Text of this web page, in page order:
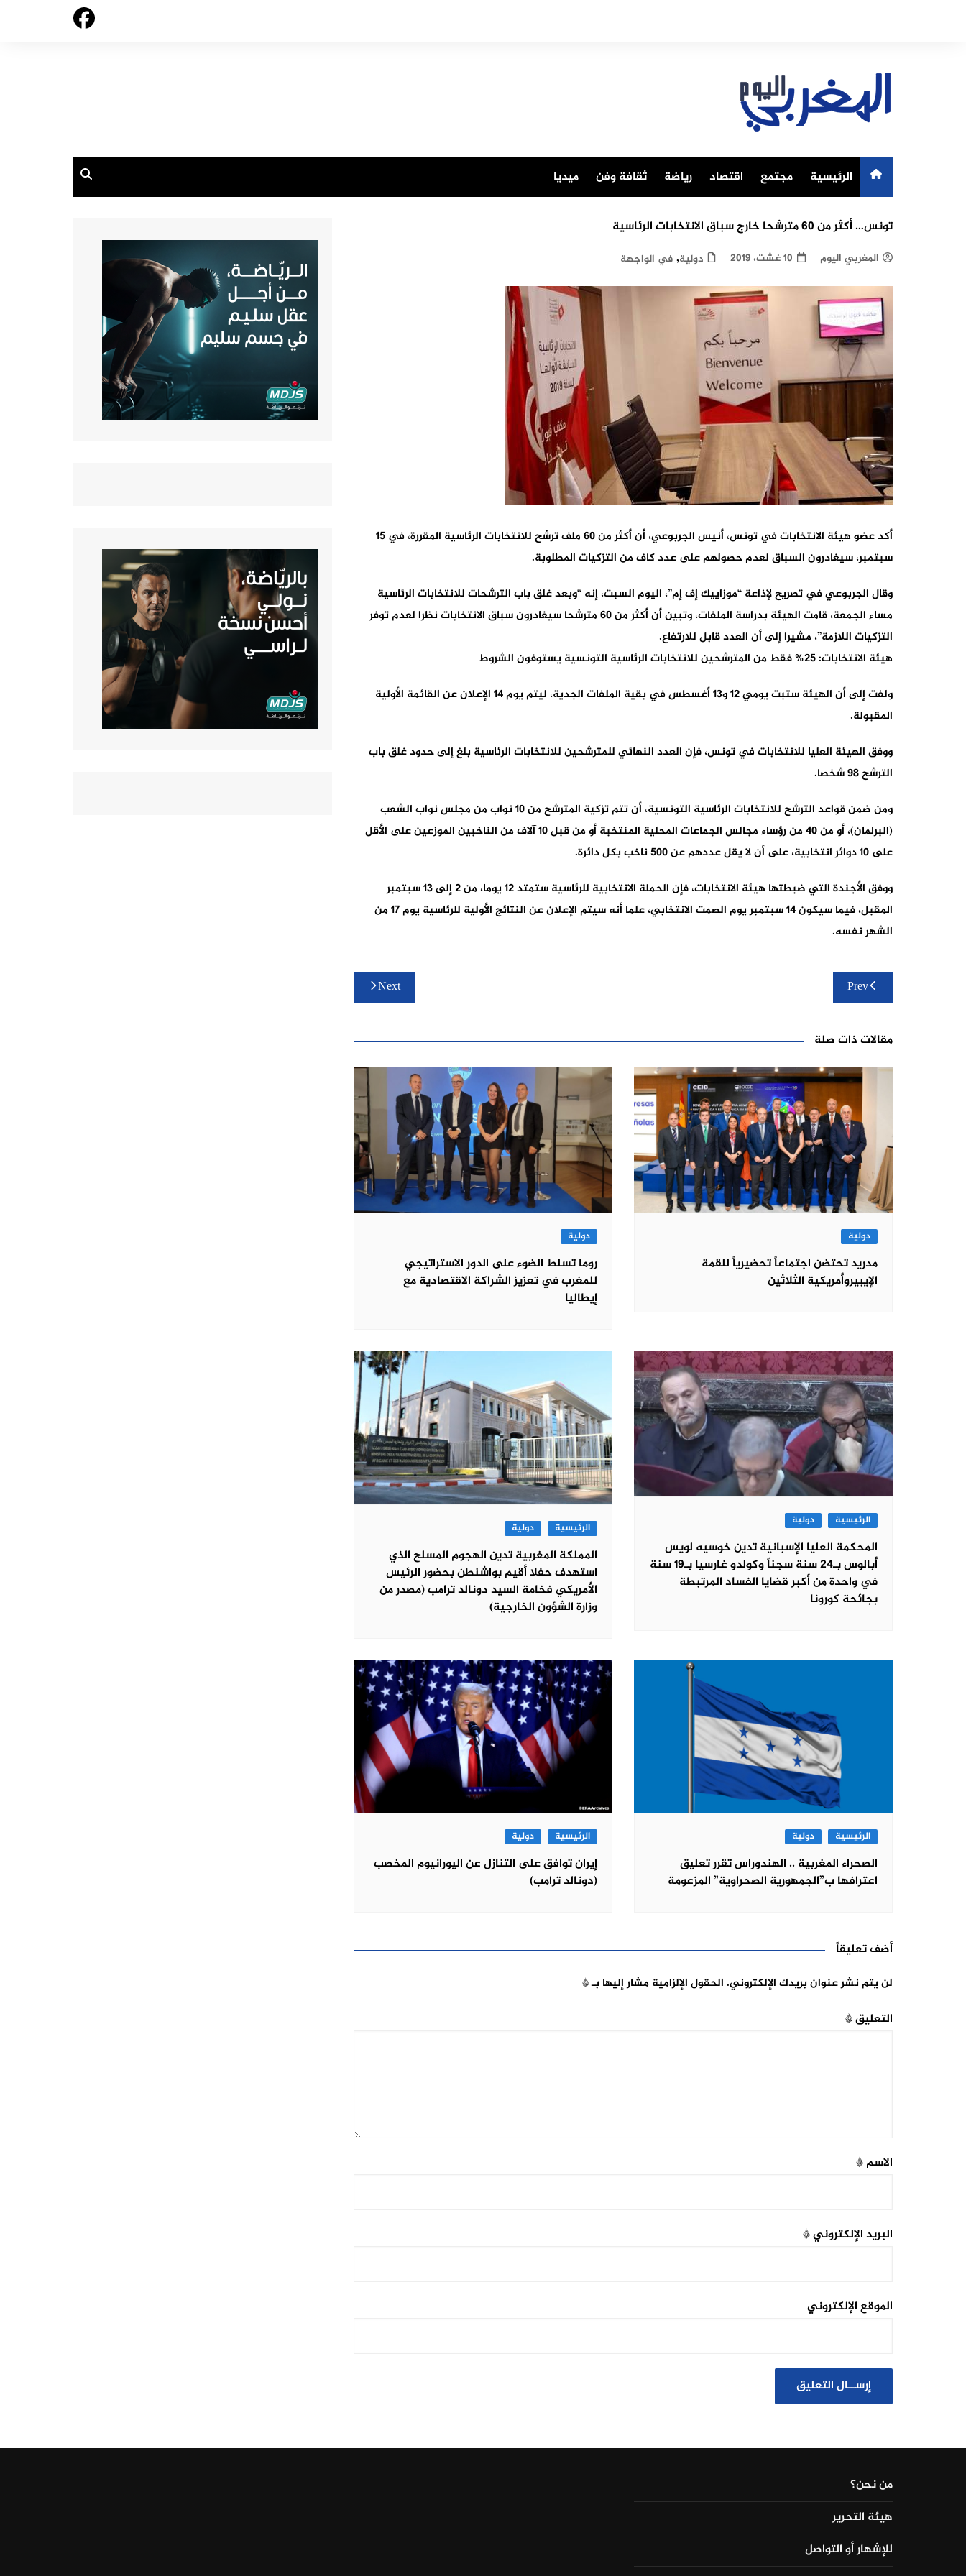
الرئيسية مجتمع اقتصاد رياضة ثقافة وفن ميديا
تونس… أكثر من 60 مترشحا خارج سباق الانتخابات الرئاسية
المغربي اليوم 10 غشت، 2019 دولية, في الواجهة
أكد عضو هيئة الانتخابات في تونس، أنيس الجربوعي، أن أكثر من 60 ملف ترشح للانتخابات الرئاسية المقررة، في 15
سبتمبر، سيغادرون السباق لعدم حصولهم على عدد كاف من التزكيات المطلوبة.
وقال الجربوعي في تصريح لإذاعة “موزاييك إف إم”، اليوم السبت، إنه “وبعد غلق باب الترشحات للانتخابات الرئاسية
مساء الجمعة، قامت الهيئة بدراسة الملفات، وتبين أن أكثر من 60 مترشحا سيغادرون سباق الانتخابات نظرا لعدم توفر
التزكيات اللازمة”، مشيرا إلى أن العدد قابل للارتفاع.
هيئة الانتخابات: 25% فقط من المترشحين للانتخابات الرئاسية التونسية يستوفون الشروط
ولفت إلى أن الهيئة ستبت يومي 12 و13 أغسطس في بقية الملفات الجدية، ليتم يوم 14 الإعلان عن القائمة الأولية
المقبولة.
ووفق الهيئة العليا للانتخابات في تونس، فإن العدد النهائي للمترشحين للانتخابات الرئاسية بلغ إلى حدود غلق باب
الترشح 98 شخصا.
ومن ضمن قواعد الترشح للانتخابات الرئاسية التونسية، أن تتم تزكية المترشح من 10 نواب من مجلس نواب الشعب
(البرلمان)، أو من 40 من رؤساء مجالس الجماعات المحلية المنتخبة أو من قبل 10 آلاف من الناخبين الموزعين على الأقل
على 10 دوائر انتخابية، على أن لا يقل عددهم عن 500 ناخب بكل دائرة.‎
ووفق الأجندة التي ضبطتها هيئة الانتخابات، فإن الحملة الانتخابية للرئاسية ستمتد 12 يوما، من 2 إلى 13 سبتمبر
المقبل، فيما سيكون 14 سبتمبر يوم الصمت الانتخابي، علما أنه سيتم الإعلان عن النتائج الأولية للرئاسية يوم 17 من
الشهر نفسه.
تصفّح
المقالات
Prev
Next
مقالات ذات صلة
دولية
مدريد تحتضن اجتماعاً تحضيرياً للقمة
الإيبيروأمريكية الثلاثين
دولية
روما تسلط الضوء على الدور الاستراتيجي
للمغرب في تعزيز الشراكة الاقتصادية مع
إيطاليا
الرئيسية دولية
المحكمة العليا الإسبانية تدين خوسيه لويس
أبالوس بـ24 سنة سجناً وكولدو غارسيا بـ19 سنة
في واحدة من أكبر قضايا الفساد المرتبطة
بجائحة كورونا
الرئيسية دولية
المملكة المغربية تدين الهجوم المسلح الذي
استهدف حفلا أقيم بواشنطن بحضور الرئيس
الأمريكي فخامة السيد دونالد ترامب (مصدر من
وزارة الشؤون الخارجية)
الرئيسية دولية
الصحراء المغربية .. الهندوراس تقرر تعليق
اعترافها ب”الجمهورية الصحراوية” المزعومة
الرئيسية دولية
إيران توافق على التنازل عن اليورانيوم المخصب
(دونالد ترامب)
أضف تعليقاً
لن يتم نشر عنوان بريدك الإلكتروني. الحقول الإلزامية مشار إليها بـ*
التعليق*
الاسم*
البريد الإلكتروني*
الموقع الإلكتروني
من نحن؟
هيئة التحرير
للإشهار أو التواصل